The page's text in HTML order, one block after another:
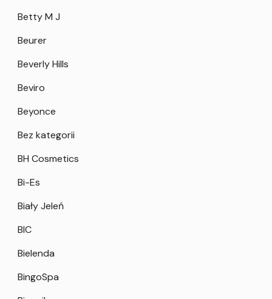
Betty M J
Beurer
Beverly Hills
Beviro
Beyonce
Bez kategorii
BH Cosmetics
Bi-Es
Biały Jeleń
BIC
Bielenda
BingoSpa